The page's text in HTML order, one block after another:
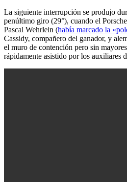
La siguiente interrupción se produjo
penúltimo giro (29°), cuando el
Pascal Wehrlein (había marcado la
Cassidy, compañero del ganador, y
el muro de contención pero sin
rápidamente asistido por los auxiliares